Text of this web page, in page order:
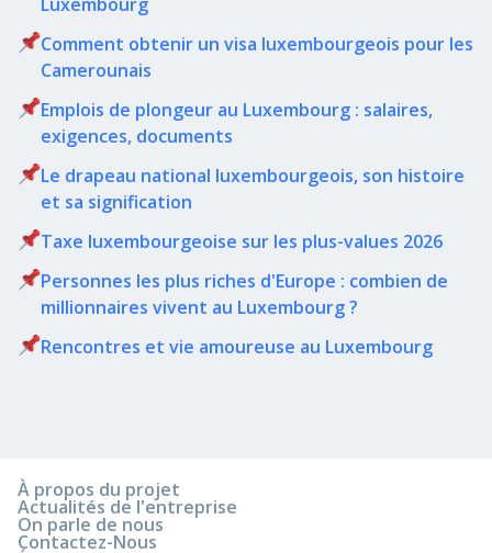
Comment obtenir un visa luxembourgeois pour les
Camerounais
Emplois de plongeur au Luxembourg : salaires,
exigences, documents
Le drapeau national luxembourgeois, son histoire
et sa signification
Taxe luxembourgeoise sur les plus-values 2026
Personnes les plus riches d'Europe : combien de
millionnaires vivent au Luxembourg ?
Rencontres et vie amoureuse au Luxembourg
À propos du projet
Actualités de l'entreprise
On parle de nous
Contactez-Nous